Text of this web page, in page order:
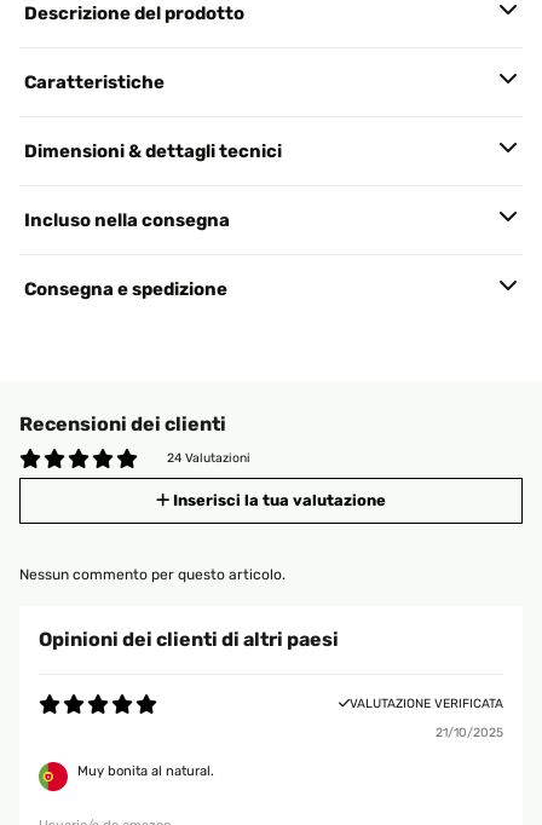
Descrizione del prodotto
Caratteristiche
Dimensioni & dettagli tecnici
Incluso nella consegna
Consegna e spedizione
Recensioni dei clienti
24 Valutazioni
Inserisci la tua valutazione
Nessun commento per questo articolo.
Opinioni dei clienti di altri paesi
VALUTAZIONE VERIFICATA
21/10/2025
Muy bonita al natural.